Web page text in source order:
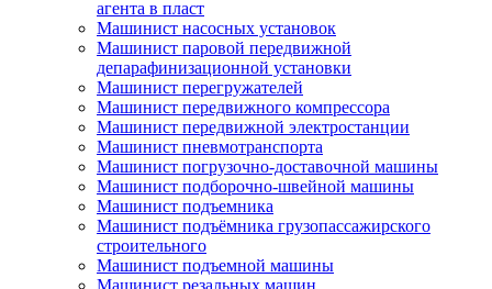
агента в пласт
Машинист насосных установок
Машинист паровой передвижной
депарафинизационной установки
Машинист перегружателей
Машинист передвижного компрессора
Машинист передвижной электростанции
Машинист пневмотранспорта
Машинист погрузочно-доставочной машины
Машинист подборочно-швейной машины
Машинист подъемника
Машинист подъёмника грузопассажирского
строительного
Машинист подъемной машины
Машинист резальных машин